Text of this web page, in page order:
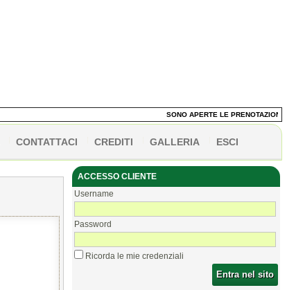
SONO APERTE LE PRENOTAZIONI
CONTATTACI CREDITI GALLERIA ESCI
ACCESSO CLIENTE
Username
Password
Ricorda le mie credenziali
Entra nel sito